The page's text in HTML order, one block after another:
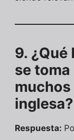
9.
se toma
muchos
inglesa?
Respuesta: